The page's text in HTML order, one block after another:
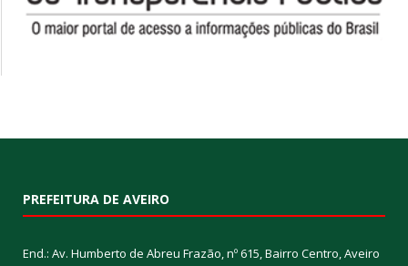
PREFEITURA DE AVEIRO
End.: Av. Humberto de Abreu Frazão, nº 615, Bairro Centro, Aveiro